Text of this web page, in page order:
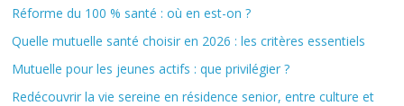
Réforme du 100 % santé : où en est-on ?
Quelle mutuelle santé choisir en 2026 : les critères essentiels
Mutuelle pour les jeunes actifs : que privilégier ?
Redécouvrir la vie sereine en résidence senior, entre culture et